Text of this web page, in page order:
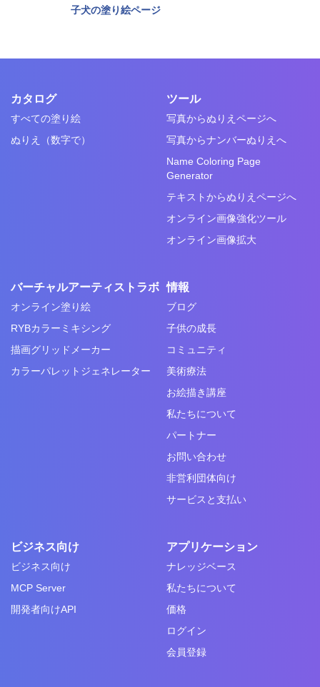
子犬の塗り絵ページ
カタログ
すべての塗り絵
ぬりえ（数字で）
ツール
写真からぬりえページへ
写真からナンバーぬりえへ
Name Coloring Page
Generator
テキストからぬりえページへ
オンライン画像強化ツール
オンライン画像拡大
バーチャルアーティストラボ
オンライン塗り絵
RYBカラーミキシング
描画グリッドメーカー
カラーパレットジェネレーター
情報
ブログ
子供の成長
コミュニティ
美術療法
お絵描き講座
私たちについて
パートナー
お問い合わせ
非営利団体向け
サービスと支払い
ビジネス向け
ビジネス向け
MCP Server
開発者向けAPI
アプリケーション
ナレッジベース
私たちについて
価格
ログイン
会員登録